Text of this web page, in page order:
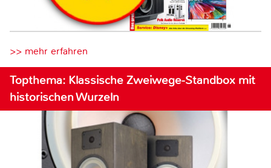
>> mehr erfahren
Topthema: Klassische Zweiwege-Standbox mit
historischen Wurzeln